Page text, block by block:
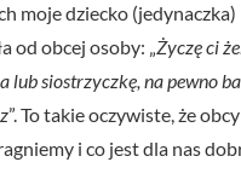
moje dziecko
od obcej osoby: „Życzę ci
lub siostrzyczkę, na pewno
”. To takie oczywiste, że
i co jest dla nas